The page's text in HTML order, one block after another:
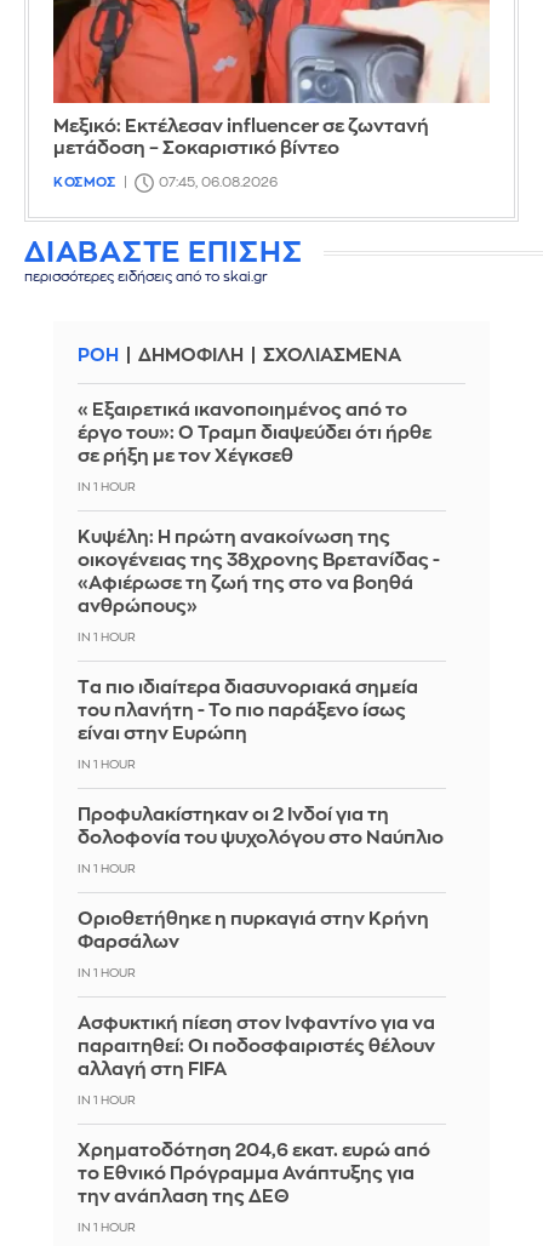
Μεξικό: Εκτέλεσαν influencer σε ζωντανή
μετάδοση – Σοκαριστικό βίντεο
ΚΟΣΜΟΣ 07:45, 06.08.2026
ΔΙΑΒΑΣΤΕ ΕΠΙΣΗΣ
περισσότερες ειδήσεις από το skai.gr
ΡΟΗ ΔΗΜΟΦΙΛΗ ΣΧΟΛΙΑΣΜΕΝΑ
«Εξαιρετικά ικανοποιημένος από το
έργο του»: Ο Τραμπ διαψεύδει ότι ήρθε
σε ρήξη με τον Χέγκσεθ
IN 1 HOUR
Κυψέλη: Η πρώτη ανακοίνωση της
οικογένειας της 38χρονης Βρετανίδας -
«Αφιέρωσε τη ζωή της στο να βοηθά
ανθρώπους»
IN 1 HOUR
Tα πιο ιδιαίτερα διασυνοριακά σημεία
του πλανήτη - Το πιο παράξενο ίσως
είναι στην Ευρώπη
IN 1 HOUR
Προφυλακίστηκαν οι 2 Ινδοί για τη
δολοφονία του ψυχολόγου στο Ναύπλιο
IN 1 HOUR
Οριοθετήθηκε η πυρκαγιά στην Κρήνη
Φαρσάλων
IN 1 HOUR
Ασφυκτική πίεση στον Ινφαντίνο για να
παραιτηθεί: Οι ποδοσφαιριστές θέλουν
αλλαγή στη FIFA
IN 1 HOUR
Χρηματοδότηση 204,6 εκατ. ευρώ από
το Εθνικό Πρόγραμμα Ανάπτυξης για
την ανάπλαση της ΔΕΘ
IN 1 HOUR